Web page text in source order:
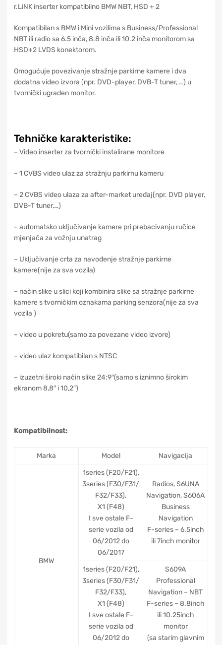
r.LiNK inserter kompatibilno BMW NBT, HSD + 2
Kompatibilan s BMW i Mini vozilima s Business/Professional
NBT ili radio sa 6.5 inča, 8.8 inča ili 10.2 inča monitorom sa
HSD+2 LVDS konektorom.
Omogućuje povezivanje stražnje parkirne kamere i dva
dodatna video izvora (npr. DVD-player, DVB-T tuner, …) u
tvornički ugrađen monitor.
Tehničke karakteristike:
– Video inserter za tvornički instalirane monitore
– 1 CVBS video ulaz za stražnju parkirnu kameru
– 2 CVBS video ulaza za after-market uređaj(npr. DVD player,
DVB-T tuner,…)
– automatsko uključivanje kamere pri prebacivanju ručice
mjenjača za vožnju unatrag
– Uključivanje crta za navođenje stražnje parkirne
kamere(nije za sva vozila)
– način slike u slici koji kombinira slike sa stražnje parkirne
kamere s tvorničkim oznakama parking senzora(nije za sva
vozila )
– video u pokretu(samo za povezane video izvore)
– video ulaz kompatibilan s NTSC
– izuzetni široki način slike 24:9″(samo s iznimno širokim
ekranom 8,8″ i 10,2″)
Kompatibilnost:
Marka Model Navigacija
BMW
1series (F20/F21),
3series (F30/F31/
F32/F33),
X1 (F48)
I sve ostale F-
serie vozila od
06/2012 do
06/2017
Radios, S6UNA
Navigation, S606A
Business
Navigation
F-series – 6.5inch
ili 7inch monitor
1series (F20/F21),
3series (F30/F31/
F32/F33),
X1 (F48)
I sve ostale F-
serie vozila od
06/2012 do
S609A
Professional
Navigation – NBT
F-series – 8.8inch
ili 10.25inch
monitor
(sa starim glavnim